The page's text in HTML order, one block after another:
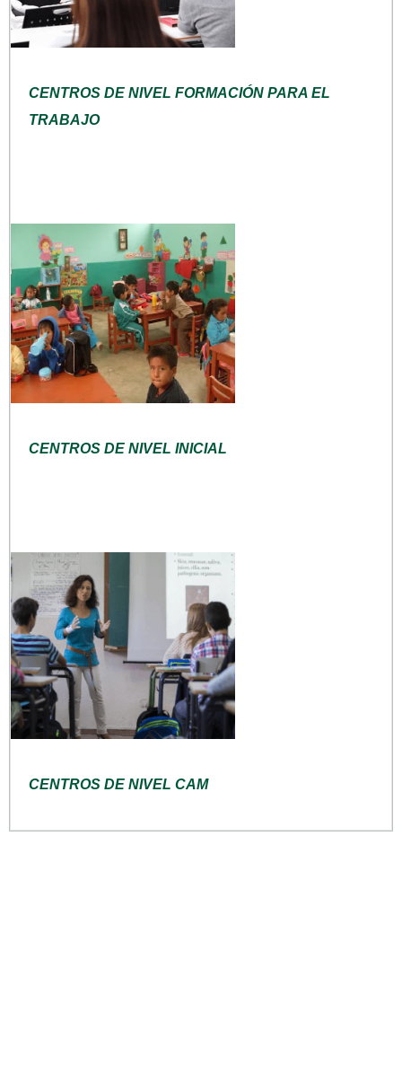
CENTROS DE NIVEL FORMACIÓN PARA EL
TRABAJO
CENTROS DE NIVEL INICIAL
CENTROS DE NIVEL CAM